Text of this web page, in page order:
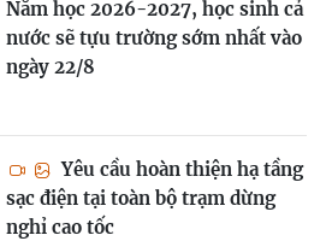
Năm học 2026-2027, học sinh cả
nước sẽ tựu trường sớm nhất vào
ngày 22/8
Yêu cầu hoàn thiện hạ tầng
sạc điện tại toàn bộ trạm dừng
nghỉ cao tốc